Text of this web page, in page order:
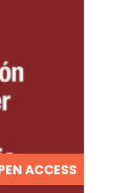
ACCESS